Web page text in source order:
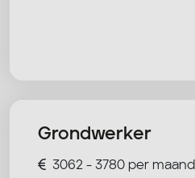
Grondwerker
3062 - 3780 per maand